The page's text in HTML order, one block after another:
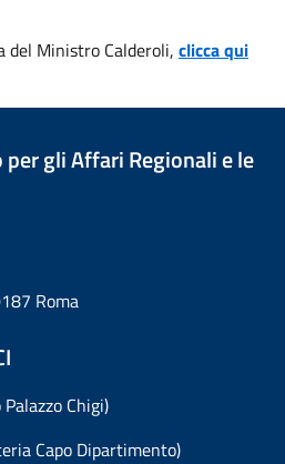
del Ministro Calderoli, clicca qui
gli Affari Regionali e le
Roma
Chigi)
Capo Dipartimento)